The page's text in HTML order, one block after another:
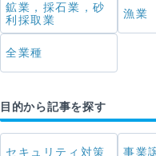
鉱業，採石業，砂
利採取業
漁業
全業種
目的から記事を探す
セキュリティ対策 事業